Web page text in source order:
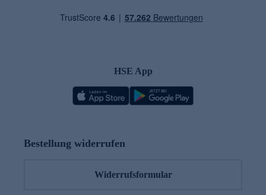
HSE App
Bestellung widerrufen
Widerrufsformular